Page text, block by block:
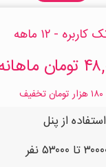
کاربره - ۱۲ ماهه
ماهانه
۱۸۰ هزار تومان تخفیف